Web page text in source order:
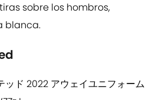
sobre los hombros,
blanca.
ッド 2022 アウェイユニフォーム